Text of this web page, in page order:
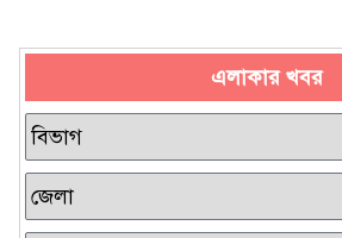
এলাকার খবর